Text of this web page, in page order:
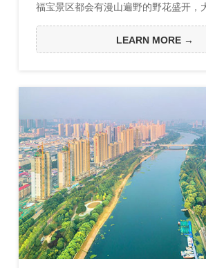
福宝景区都会有漫山遍野的野花盛开，
类，各个品种的花期陆续绵延到十月下
致在别处是不多见的。种类繁多的野花
春天，夏天很少看到，但在福宝则例外
带，森林覆盖率87.6%，有原始森林60
LEARN MORE →